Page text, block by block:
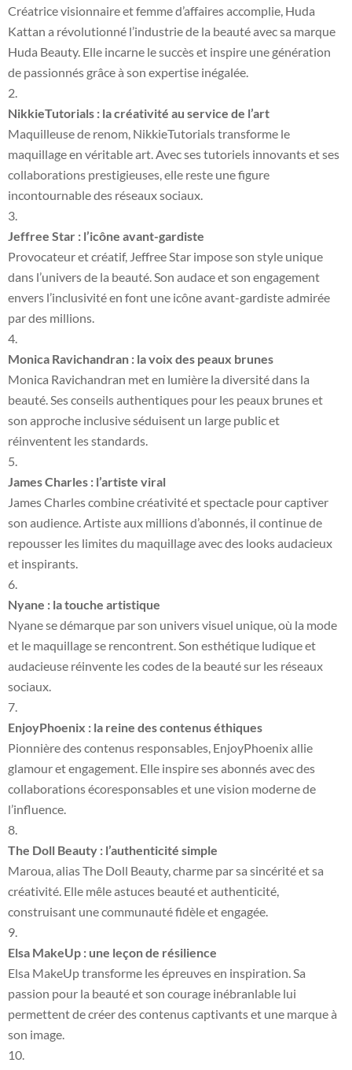
Créatrice visionnaire et femme d’affaires accomplie, Huda
Kattan a révolutionné l’industrie de la beauté avec sa marque
Huda Beauty. Elle incarne le succès et inspire une génération
de passionnés grâce à son expertise inégalée.
NikkieTutorials : la créativité au service de l’art
Maquilleuse de renom, NikkieTutorials transforme le
maquillage en véritable art. Avec ses tutoriels innovants et ses
collaborations prestigieuses, elle reste une figure
incontournable des réseaux sociaux.
Jeffree Star : l’icône avant-gardiste
Provocateur et créatif, Jeffree Star impose son style unique
dans l’univers de la beauté. Son audace et son engagement
envers l’inclusivité en font une icône avant-gardiste admirée
par des millions.
Monica Ravichandran : la voix des peaux brunes
Monica Ravichandran met en lumière la diversité dans la
beauté. Ses conseils authentiques pour les peaux brunes et
son approche inclusive séduisent un large public et
réinventent les standards.
James Charles : l’artiste viral
James Charles combine créativité et spectacle pour captiver
son audience. Artiste aux millions d’abonnés, il continue de
repousser les limites du maquillage avec des looks audacieux
et inspirants.
Nyane : la touche artistique
Nyane se démarque par son univers visuel unique, où la mode
et le maquillage se rencontrent. Son esthétique ludique et
audacieuse réinvente les codes de la beauté sur les réseaux
sociaux.
EnjoyPhoenix : la reine des contenus éthiques
Pionnière des contenus responsables, EnjoyPhoenix allie
glamour et engagement. Elle inspire ses abonnés avec des
collaborations écoresponsables et une vision moderne de
l’influence.
The Doll Beauty : l’authenticité simple
Maroua, alias The Doll Beauty, charme par sa sincérité et sa
créativité. Elle mêle astuces beauté et authenticité,
construisant une communauté fidèle et engagée.
Elsa MakeUp : une leçon de résilience
Elsa MakeUp transforme les épreuves en inspiration. Sa
passion pour la beauté et son courage inébranlable lui
permettent de créer des contenus captivants et une marque à
son image.